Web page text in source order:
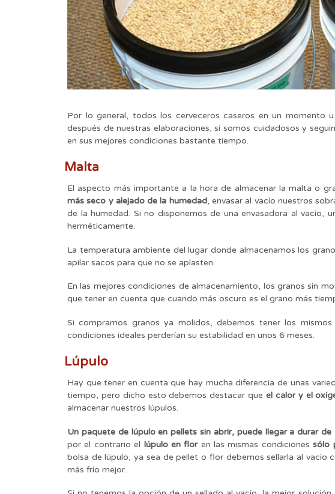
Por lo general, todos los cerveceros caseros en un momento
después de nuestras elaboraciones, si somos cuidadosos y
en sus mejores condiciones bastante tiempo.
Malta
El aspecto más importante a la hora de almacenar la malta o
más seco y alejado de la humedad, envasar al vacío nuestros
de la humedad. Si no disponemos de una envasadora al vacío,
herméticamente.
La temperatura ambiente del lugar donde almacenamos los
apilar sacos para que no se aplasten.
En las mejores condiciones de almacenamiento, los granos sin
que tener en cuenta que cuando más oscuro es el grano más
Si compramos granos ya molidos, debemos tener los
condiciones ideales perderían su estabilidad en unos 6 meses.
Lúpulo
Hay que tener en cuenta que hay mucha diferencia de unas
tiempo, pero dicho esto debemos destacar que el calor y el
almacenar nuestros lúpulos.
Un paquete de lúpulo en pellets sin abrir, puede llegar a durar
por el contrario el lúpulo en floren las mismas condicionessólo
bolsa de lúpulo, ya sea de pellet o flor debemos sellarla al vacío
más frío mejor.